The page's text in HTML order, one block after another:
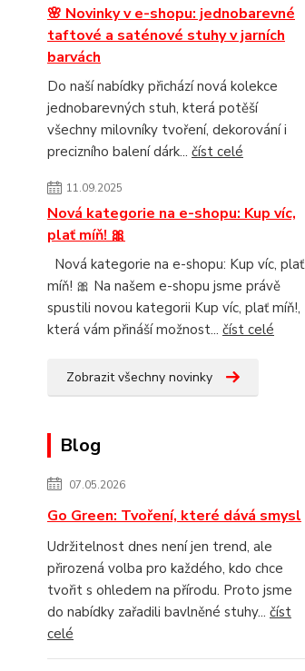
🌸 Novinky v e-shopu: jednobarevné
taftové a saténové stuhy v jarních
barvách
Do naší nabídky přichází nová kolekce
jednobarevných stuh, která potěší
všechny milovníky tvoření, dekorování i
precizního balení dárk... číst celé
11.09.2025
Nová kategorie na e-shopu: Kup víc,
plať míň! 🎀
Nová kategorie na e-shopu: Kup víc, plať
míň! 🎀 Na našem e-shopu jsme právě
spustili novou kategorii Kup víc, plať míň!,
která vám přináší možnost... číst celé
Zobrazit všechny novinky
Blog
07.05.2026
Go Green: Tvoření, které dává smysl
Udržitelnost dnes není jen trend, ale
přirozená volba pro každého, kdo chce
tvořit s ohledem na přírodu. Proto jsme
do nabídky zařadili bavlněné stuhy... číst
celé